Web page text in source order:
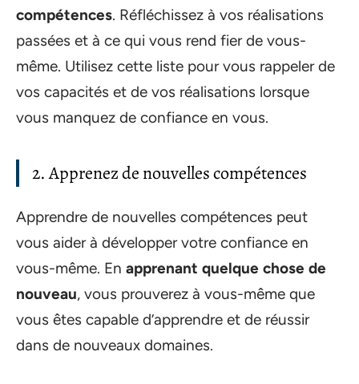
compétences. Réfléchissez à vos réalisations
passées et à ce qui vous rend fier de vous-
même. Utilisez cette liste pour vous rappeler de
vos capacités et de vos réalisations lorsque
vous manquez de confiance en vous.
2. Apprenez de nouvelles compétences
Apprendre de nouvelles compétences peut
vous aider à développer votre confiance en
vous-même. En apprenant quelque chose de
nouveau, vous prouverez à vous-même que
vous êtes capable d’apprendre et de réussir
dans de nouveaux domaines.